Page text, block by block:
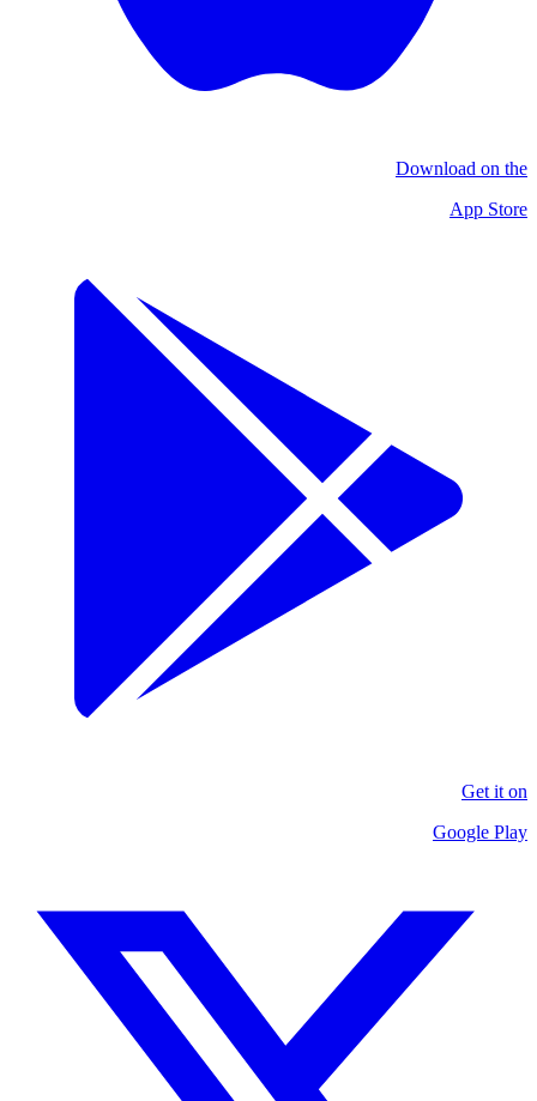
Download on the
App Store
Get it on
Google Play